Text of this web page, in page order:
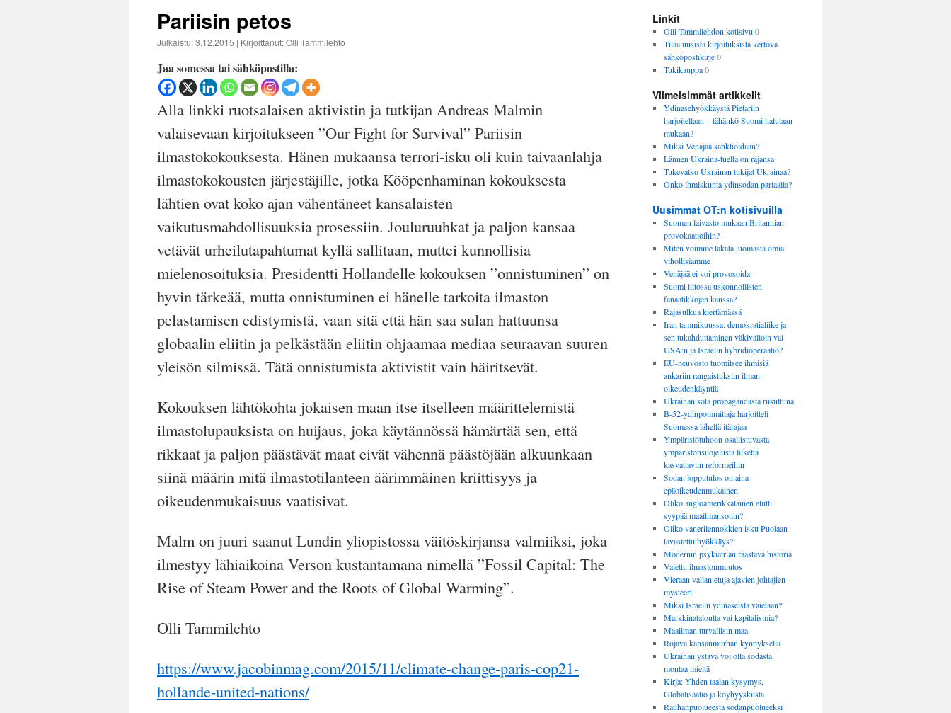
Pariisin petos
Julkaistu:3.12.2015 | Kirjoittanut:Olli Tammilehto
Jaa somessa tai sähköpostilla:
Alla linkki ruotsalaisen aktivistin ja tutkijan Andreas Malmin
valaisevaan kirjoitukseen ”Our Fight for Survival” Pariisin
ilmastokokouksesta. Hänen mukaansa terrori-isku oli kuin taivaanlahja
ilmastokokousten järjestäjille, jotka Kööpenhaminan kokouksesta
lähtien ovat koko ajan vähentäneet kansalaisten
vaikutusmahdollisuuksia prosessiin. Jouluruuhkat ja paljon kansaa
vetävät urheilutapahtumat kyllä sallitaan, muttei kunnollisia
mielenosoituksia. Presidentti Hollandelle kokouksen ”onnistuminen” on
hyvin tärkeää, mutta onnistuminen ei hänelle tarkoita ilmaston
pelastamisen edistymistä, vaan sitä että hän saa sulan hattuunsa
globaalin eliitin ja pelkästään eliitin ohjaamaa mediaa seuraavan suuren
yleisön silmissä. Tätä onnistumista aktivistit vain häiritsevät.
Kokouksen lähtökohta jokaisen maan itse itselleen määrittelemistä
ilmastolupauksista on huijaus, joka käytännössä hämärtää sen, että
rikkaat ja paljon päästävät maat eivät vähennä päästöjään alkuunkaan
siinä määrin mitä ilmastotilanteen äärimmäinen kriittisyys ja
oikeudenmukaisuus vaatisivat.
Malm on juuri saanut Lundin yliopistossa väitöskirjansa valmiiksi, joka
ilmestyy lähiaikoina Verson kustantamana nimellä ”Fossil Capital: The
Rise of Steam Power and the Roots of Global Warming”.
Olli Tammilehto
https://www.jacobinmag.com/2015/11/climate-change-paris-cop21-
hollande-united-nations/
Linkit
Olli Tammilehdon kotisivu 0
Tilaa uusista kirjoituksista kertova
sähköpostikirje0
Tukikauppa0
Viimeisimmät artikkelit
Ydinasehyökkäystä Pietariin
harjoitellaan – tähänkö Suomi halutaan
mukaan?
Miksi Venäjää sanktioidaan?
Lännen Ukraina-tuella on rajansa
Tukevatko Ukrainan tukijat Ukrainaa?
Onko ihmiskunta ydinsodan partaalla?
Uusimmat OT:n kotisivuilla
Suomen laivasto mukaan Britannian
provokaatioihin?
Miten voimme lakata luomasta omia
vihollisiamme
Venäjää ei voi provosoida
Suomi liitossa uskonnollisten
fanaatikkojen kanssa?
Rajasulkua kiertämässä
Iran tammikuussa: demokratialiike ja
sen tukahduttaminen väkivalloin vai
USA:n ja Israelin hybridioperaatio?
EU-neuvosto tuomitsee ihmisiä
ankariin rangaistuksiin ilman
oikeudenkäyntiä
Ukrainan sota propagandasta riisuttuna
B-52-ydinpommittaja harjoitteli
Suomessa lähellä itärajaa
Ympäristötuhoon osallistuvasta
ympäristönsuojelusta liikettä
kasvattaviin reformeihin
Sodan lopputulos on aina
epäoikeudenmukainen
Oliko angloamerikkalainen eliitti
syypää maailmansotiin?
Oliko vanerilennokkien isku Puolaan
lavastettu hyökkäys?
Modernin psykiatrian raastava historia
Vaiettu ilmastonmuutos
Vieraan vallan etuja ajavien johtajien
mysteeri
Miksi Israelin ydinaseista vaietaan?
Markkinataloutta vai kapitalismia?
Maailman turvallisin maa
Rojava kansanmurhan kynnyksellä
Ukrainan ystävä voi olla sodasta
montaa mieltä
Kirja: Yhden taalan kysymys,
Globalisaatio ja köyhyyskiista
Rauhanpuolueesta sodanpuolueeksi